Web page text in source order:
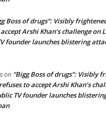
Boss of drugs”: Visibly
Arshi Khan’s challenge on
founder launches blistering
on “Bigg Boss of drugs”: Visibly
to accept Arshi Khan’s
TV founder launches